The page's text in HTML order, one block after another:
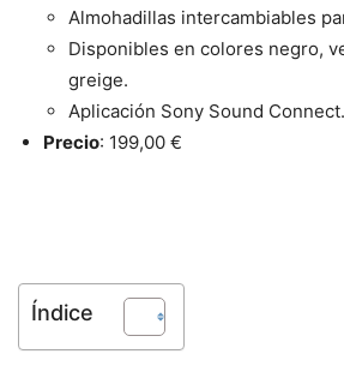
Almohadillas intercambiables
Disponibles en colores negro,
greige.
Aplicación Sony Sound Connect.
Precio: 199,00 €
Índice